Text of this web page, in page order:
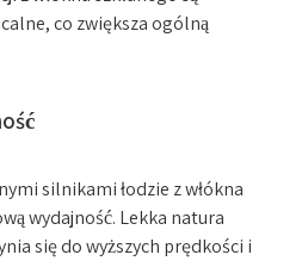
co zwiększa ogólną
silnikami łodzie z włókna
wydajność. Lekka natura
się do wyższych prędkości i